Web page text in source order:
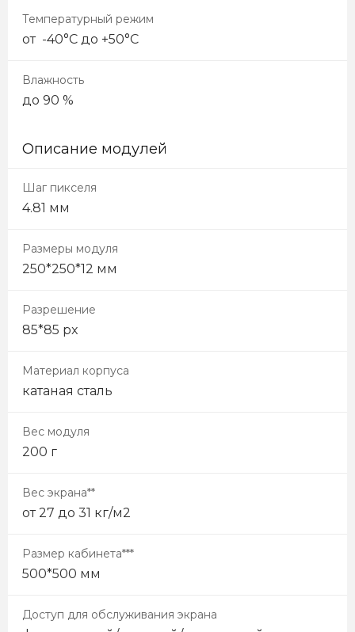
Температурный режим
от -40°C до +50°C
Влажность
до 90 %
Описание модулей
Шаг пикселя
4.81 мм
Размеры модуля
250*250*12 мм
Разрешение
85*85 px
Материал корпуса
катаная сталь
Вес модуля
200 г
Вес экрана**
от 27 до 31 кг/м2
Размер кабинета***
500*500 мм
Доступ для обслуживания экрана